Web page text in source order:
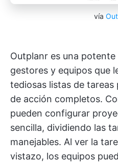
vía
Outplanr es una
gestores y equipos que
tediosas listas de tareas
de acción completos.
pueden configurar
sencilla, dividiendo las
manejables. Al ver la
vistazo, los equipos